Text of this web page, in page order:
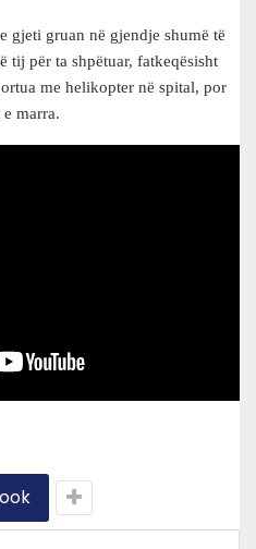
gjeti gruan në gjendje shumë të
tij për ta shpëtuar, fatkeqësisht
me helikopter në spital, por
marra.